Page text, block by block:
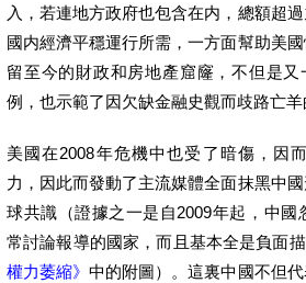
入，若連地方政府也包含在内，總額超
國内經濟平穩運行所需，一方面幫助美
留至今的財政和房地產窟窿，不但是
例，也示範了因欠缺金融史觀而歧路亡羊
美國在2008年危機中也受了暗傷，因
力，因此而發動了主流媒體全面抹黑中
球共識（證據之一是自2009年起，中國
常討論報導的國家，而且基本全是負面
權力萎縮》中的附圖）。這裏中國不但